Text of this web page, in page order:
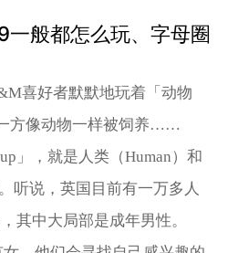
般都怎么玩、字母圈
喜好者默默地玩着「动物
方像动物一样被饲养……
」，就是人类（Human）和
听说，英国目前有一万多人
其中大局部是成年男性。